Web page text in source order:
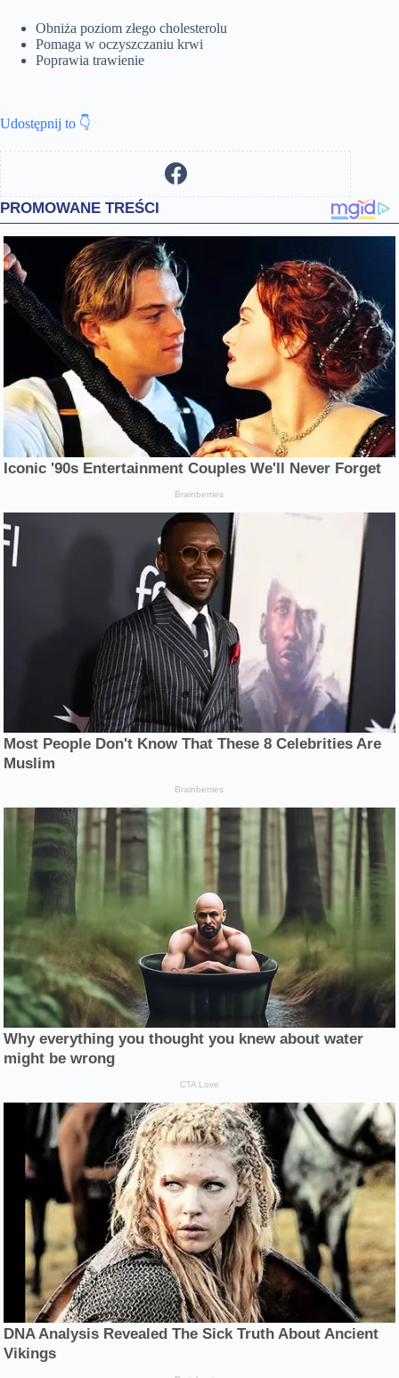
Obniża poziom złego cholesterolu
Pomaga w oczyszczaniu krwi
Poprawia trawienie
Udostępnij to 👇